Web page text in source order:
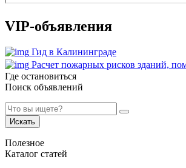
VIP-объявления
Гид в Калининграде
Расчет пожарных рисков зданий,
Где остановиться
Поиск объявлений
Искать
Полезное
Каталог статей